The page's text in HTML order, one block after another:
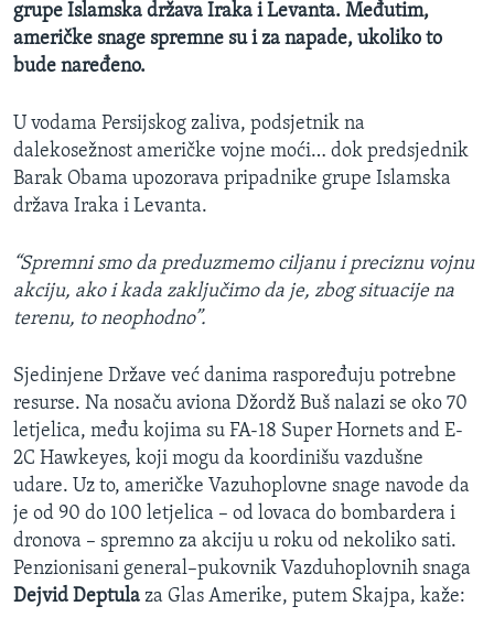
grupe Islamska država Iraka i Levanta. Međutim,
američke snage spremne su i za napade, ukoliko to
bude naređeno.
U vodama Persijskog zaliva, podsjetnik na
dalekosežnost američke vojne moći… dok predsjednik
Barak Obama upozorava pripadnike grupe Islamska
država Iraka i Levanta.
“Spremni smo da preduzmemo ciljanu i preciznu vojnu
akciju, ako i kada zaključimo da je, zbog situacije na
terenu, to neophodno”.
Sjedinjene Države već danima raspoređuju potrebne
resurse. Na nosaču aviona Džordž Buš nalazi se oko 70
letjelica, među kojima su FA-18 Super Hornets and E-
2C Hawkeyes, koji mogu da koordinišu vazdušne
udare. Uz to, američke Vazuhoplovne snage navode da
je od 90 do 100 letjelica – od lovaca do bombardera i
dronova – spremno za akciju u roku od nekoliko sati.
Penzionisani general–pukovnik Vazduhoplovnih snaga
Dejvid Deptula za Glas Amerike, putem Skajpa, kaže: